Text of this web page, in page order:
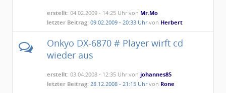
erstellt: 04.02.2009 - 14:25 Uhr von Mr.Mo
letzter Beitrag: 09.02.2009 - 20:33 Uhrvon Herbert
Onkyo DX-6870 # Player wirft cd
wieder aus
erstellt: 03.04.2008 - 12:35 Uhr vonjohannes85
letzter Beitrag: 28.12.2008 - 21:15 Uhrvon Rone